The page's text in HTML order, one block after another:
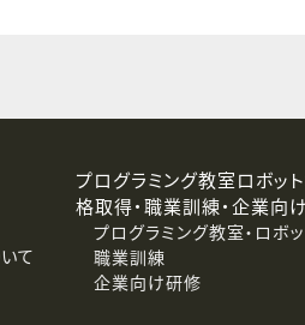
よび第三者への提供停止）
て
プログラミング教室ロボッ
格取得・職業訓練・企業向
プログラミング教室・ロボ
職業訓練
企業向け研修